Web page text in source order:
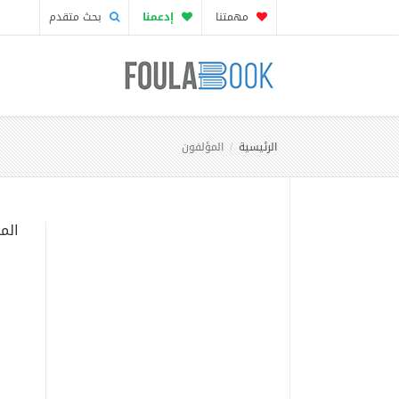
مهمتنا إدعمنا بحث متقدم
الرئيسية المؤلفون